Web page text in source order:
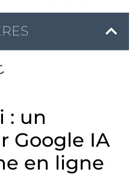
: un
Google IA
en ligne